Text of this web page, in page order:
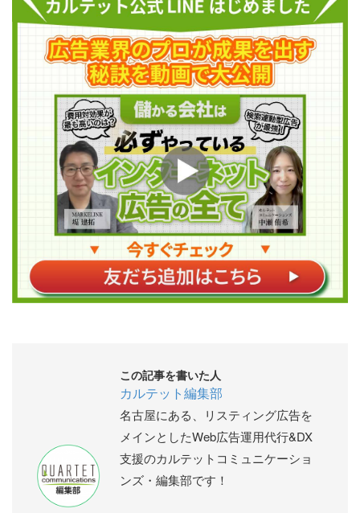
この記事を書いた人
カルテット編集部
名古屋にある、リスティング広告を
メインとしたWeb広告運用代行&DX
支援のカルテットコミュニケーショ
ンズ・編集部です！